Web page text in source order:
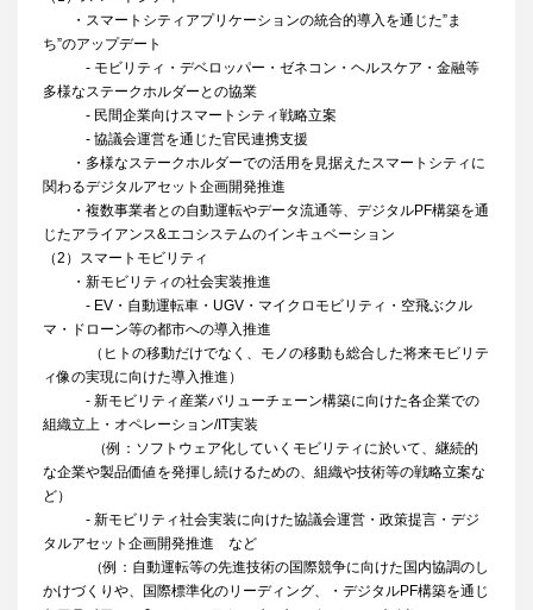
・スマートシティアプリケーションの統合的導入を通じた”ま
ち”のアップデート
- モビリティ・デベロッパー・ゼネコン・ヘルスケア・金融等
多様なステークホルダーとの協業
- 民間企業向けスマートシティ戦略立案
- 協議会運営を通じた官民連携支援
・多様なステークホルダーでの活用を見据えたスマートシティに
関わるデジタルアセット企画開発推進
・複数事業者との自動運転やデータ流通等、デジタルPF構築を通
じたアライアンス&エコシステムのインキュベーション
（2）スマートモビリティ
・新モビリティの社会実装推進
- EV・自動運転車・UGV・マイクロモビリティ・空飛ぶクル
マ・ドローン等の都市への導入推進
（ヒトの移動だけでなく、モノの移動も総合した将来モビリテ
ィ像の実現に向けた導入推進）
- 新モビリティ産業バリューチェーン構築に向けた各企業での
組織立上・オペレーション/IT実装
（例：ソフトウェア化していくモビリティに於いて、継続的
な企業や製品価値を発揮し続けるための、組織や技術等の戦略立案な
ど）
- 新モビリティ社会実装に向けた協議会運営・政策提言・デジ
タルアセット企画開発推進 など
（例：自動運転等の先進技術の国際競争に向けた国内協調のし
かけづくりや、国際標準化のリーディング、・デジタルPF構築を通じ